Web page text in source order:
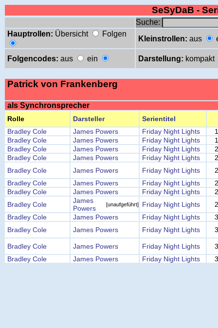
SeSyDaB -
Suche:
Hauptrollen: Übersicht Folgen
Kleinstrollen: aus
Folgencodes: aus ein Darstellung: kompakt
Patrick von Frankenberg
als Synchronsprecher
Rolle Darsteller
Serientitel
Bradley Cole
James Powers Friday Night Lights
Bradley Cole
James Powers Friday Night Lights
Bradley Cole
James Powers Friday Night Lights
Bradley Cole
James Powers Friday Night Lights
Bradley Cole
James Powers Friday Night Lights
Bradley Cole
James Powers Friday Night Lights
Bradley Cole
James Powers Friday Night Lights
Bradley Cole
James
Powers
[unaufgeführt] Friday Night Lights
Bradley Cole
James Powers Friday Night Lights
Bradley Cole
James Powers Friday Night Lights
Bradley Cole James Powers Friday Night Lights
Bradley Cole
James Powers Friday Night Lights